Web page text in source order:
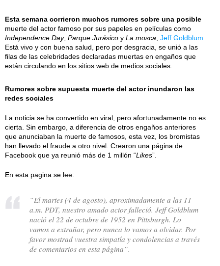
Esta semana corrieron muchos rumores sobre una posible
muerte del actor famoso por sus papeles en películas como
Independence Day, Parque Jurásico y La mosca Jeff Goldblum
Está vivo y con buena salud, pero por desgracia, se unió a las
filas de las celebridades declaradas muertas en engaños que
están circulando en los sitios web de medios sociales.
Rumores sobre supuesta muerte del actor inundaron las
redes sociales
La noticia se ha convertido en viral, pero afortunadamente no es
cierta. Sin embargo, a diferencia de otros engaños anteriores
que anunciaban la muerte de famosos, esta vez, los bromistas
han llevado el fraude a otro nivel. Crearon una página de
Facebook que ya reunió más de 1 millón “Likes”.
En esta pagina se lee:
“El martes (4 de agosto), aproximadamente a las 11
a.m. PDT, nuestro amado actor falleció. Jeff Goldblum
nació el 22 de octubre de 1952 en Pittsburgh. Lo
vamos a extrañar, pero nunca lo vamos a olvidar. Por
favor mostrad vuestra simpatía y condolencias a través
de comentarios en esta página”.